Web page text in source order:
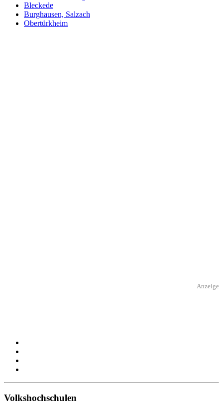
Bleckede
Burghausen, Salzach
Obertürkheim
Anzeige
Volkshochschulen